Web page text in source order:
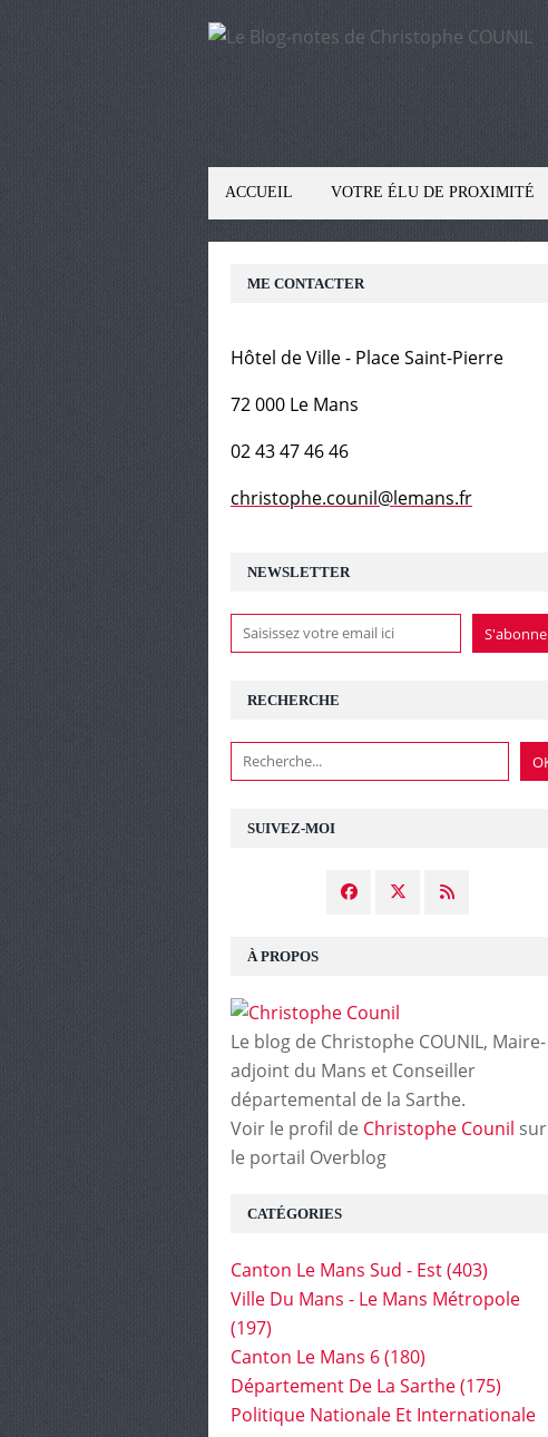
ACCUEIL VOTRE ÉLU DE PROXIMITÉ
NEWSLETTER
SUIVEZ-MOI
RECHERCHE
À PROPOS
Le blog de Christophe COUNIL, Maire-
adjoint du Mans et Conseiller
départemental de la Sarthe.
Voir le profil de Christophe Counil sur
le portail Overblog
CATÉGORIES
Canton Le Mans Sud - Est(403)
Ville Du Mans - Le Mans Métropole
(197)
Canton Le Mans 6(180)
Département De La Sarthe(175)
Politique Nationale Et Internationale
ME CONTACTER
Hôtel de Ville - Place Saint-Pierre
72 000 Le Mans
02 43 47 46 46
christophe.counil@lemans.fr